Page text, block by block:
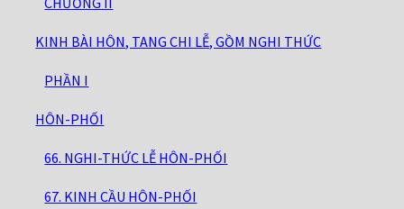
KINH BÀI HÔN, TANG CHI LỄ, GỒM NGHI THỨC
PHẦN I
HÔN-PHỐI
66. NGHI-THỨC LỄ HÔN-PHỐI
67. KINH CẦU HÔN-PHỐI